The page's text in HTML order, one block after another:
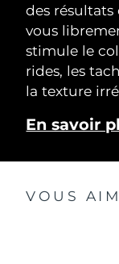
des
vous
stimule le
rides, les
la texture
En savoir
VOUS